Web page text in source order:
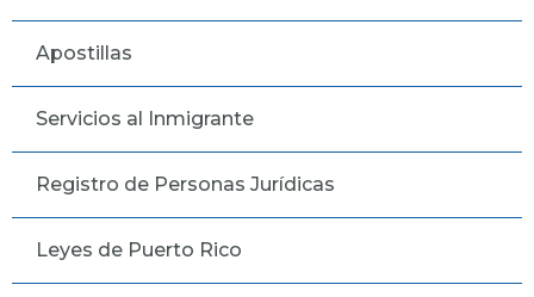
Apostillas
Servicios al Inmigrante
Registro de Personas Jurídicas
Leyes de Puerto Rico